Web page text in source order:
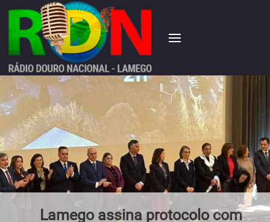
Lamego assina protocolo com
UTAD para abertura do curso de